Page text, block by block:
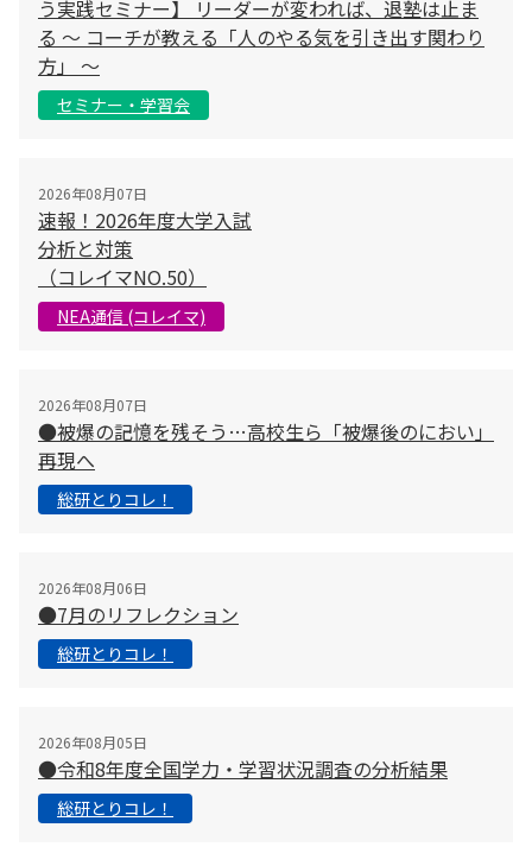
う実践セミナー】 リーダーが変われば、退塾は止ま
る 〜 コーチが教える「人のやる気を引き出す関わり
方」 〜
セミナー・学習会
2026年08月07日
速報！2026年度大学入試
分析と対策
（コレイマNO.50）
NEA通信 (コレイマ)
2026年08月07日
●被爆の記憶を残そう…高校生ら「被爆後のにおい」
再現へ
総研とりコレ！
2026年08月06日
●7月のリフレクション
総研とりコレ！
2026年08月05日
●令和8年度全国学力・学習状況調査の分析結果
総研とりコレ！